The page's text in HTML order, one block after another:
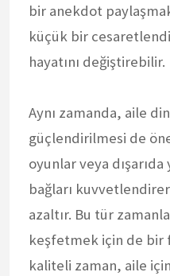
bir anekdot
küçük bir
hayatını değiştirebilir.
Aynı zamanda, aile
güçlendirilmesi de
oyunlar veya
bağları
azaltır. Bu tür
keşfetmek için de bir
kaliteli zaman, aile